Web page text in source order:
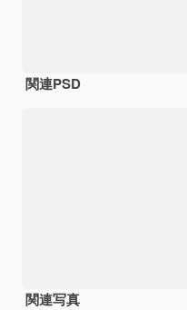
関連PSD
関連写真